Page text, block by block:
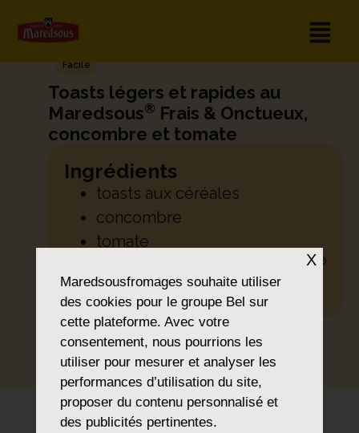
Facile
Toasts légers et rapides au
Maredsous® Frais & Onctueux,
concombre et tomate
Ingrédients
toasts aux céréales
concombre
tomate
une barquette de Maredsous ®
Frais & Onctueux
IMPRIMER PARTAGER TÉLÉCHARGER
X
Maredsousfromages souhaite utiliser
des cookies pour le groupe Bel sur
cette plateforme. Avec votre
consentement, nous pourrions les
utiliser pour mesurer et analyser les
performances d’utilisation du site,
proposer du contenu personnalisé et
des publicités pertinentes.